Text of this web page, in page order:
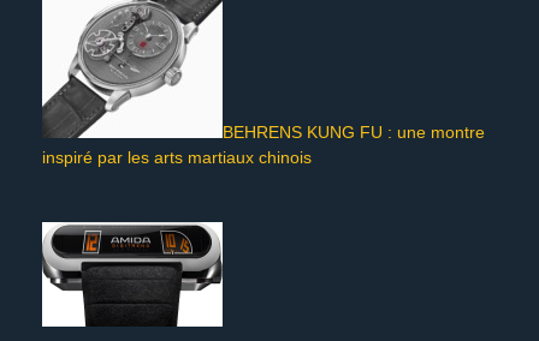
BEHRENS KUNG FU : une montre
inspiré par les arts martiaux chinois